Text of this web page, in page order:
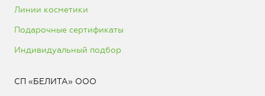
Линии косметики
Подарочные сертификаты
Индивидуальный подбор
СП «БЕЛИТА» ООО